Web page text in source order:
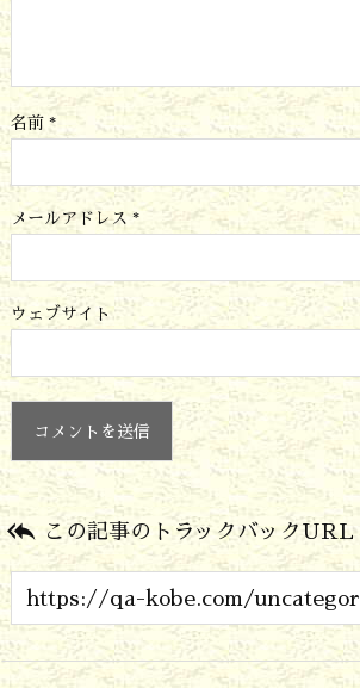
名前 *
メールアドレス*
ウェブサイト
 この記事のトラックバックURL